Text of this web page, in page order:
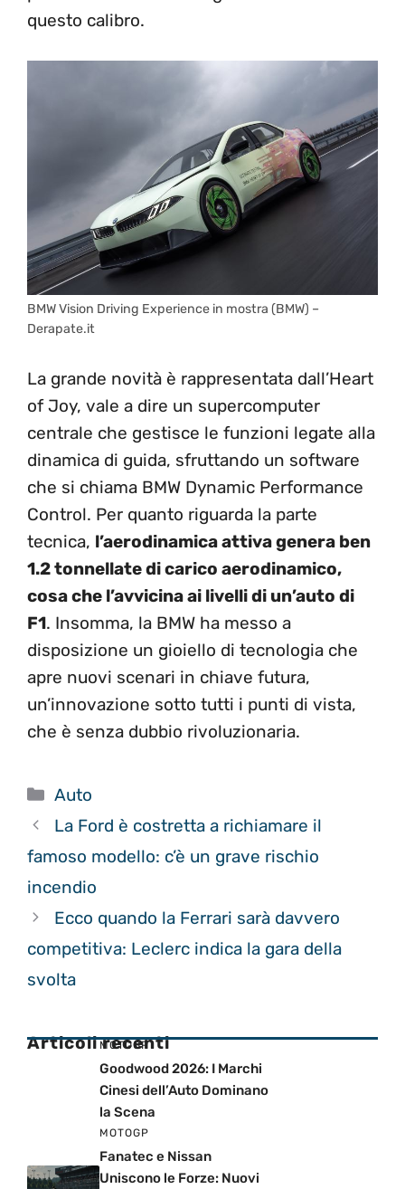
questo calibro.
BMW Vision Driving Experience in mostra (BMW) –
Derapate.it
La grande novità è rappresentata dall’Heart
of Joy, vale a dire un supercomputer
centrale che gestisce le funzioni legate alla
dinamica di guida, sfruttando un software
che si chiama BMW Dynamic Performance
Control. Per quanto riguarda la parte
tecnica, l’aerodinamica attiva genera ben
1.2 tonnellate di carico aerodinamico,
cosa che l’avvicina ai livelli di un’auto di
F1. Insomma, la BMW ha messo a
disposizione un gioiello di tecnologia che
apre nuovi scenari in chiave futura,
un’innovazione sotto tutti i punti di vista,
che è senza dubbio rivoluzionaria.
Categorie
Auto
La Ford è costretta a richiamare il
famoso modello: c’è un grave rischio
incendio
Ecco quando la Ferrari sarà davvero
competitiva: Leclerc indica la gara della
svolta
Articoli recenti
MOTOGP
Goodwood 2026: I Marchi
Cinesi dell’Auto Dominano
la Scena
MOTOGP
Fanatec e Nissan
Uniscono le Forze: Nuovi